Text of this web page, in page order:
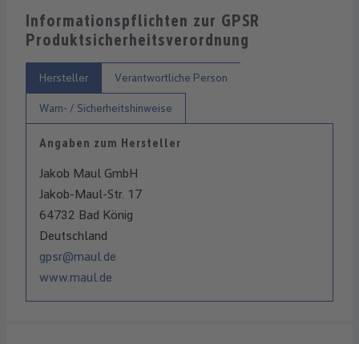
Informationspflichten zur GPSR
Produktsicherheitsverordnung
Hersteller Verantwortliche Person
Warn- / Sicherheitshinweise
Angaben zum Hersteller
Jakob Maul GmbH
Jakob-Maul-Str. 17
64732 Bad König
Deutschland
gpsr@maul.de
www.maul.de